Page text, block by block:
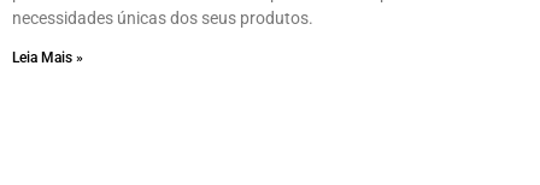
necessidades únicas dos seus produtos.
Leia Mais »